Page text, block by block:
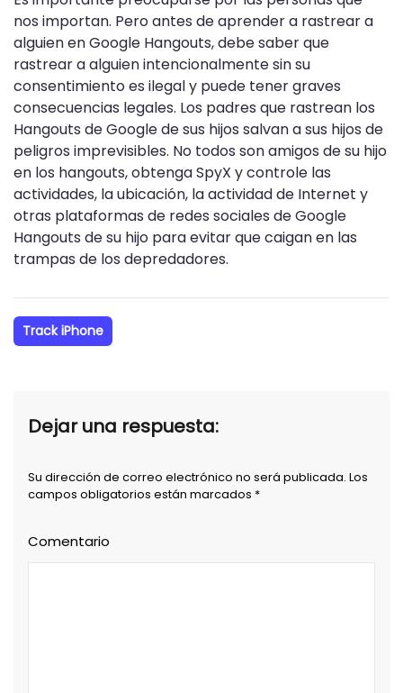
nos importan. Pero antes de aprender a rastrear a
alguien en Google Hangouts, debe saber que
rastrear a alguien intencionalmente sin su
consentimiento es ilegal y puede tener graves
consecuencias legales. Los padres que rastrean los
Hangouts de Google de sus hijos salvan a sus hijos de
peligros imprevisibles. No todos son amigos de su hijo
en los hangouts, obtenga SpyX y controle las
actividades, la ubicación, la actividad de Internet y
otras plataformas de redes sociales de Google
Hangouts de su hijo para evitar que caigan en las
trampas de los depredadores.
Track iPhone
Dejar una respuesta:
Su dirección de correo electrónico no será publicada. Los
campos obligatorios están marcados *
Comentario